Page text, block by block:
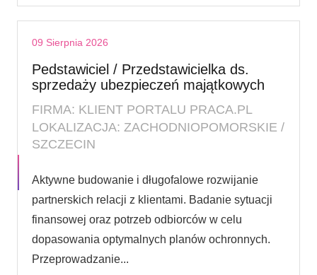
09 Sierpnia 2026
Pedstawiciel / Przedstawicielka ds.
sprzedaży ubezpieczeń majątkowych
FIRMA: KLIENT PORTALU PRACA.PL
LOKALIZACJA: ZACHODNIOPOMORSKIE /
SZCZECIN
Aktywne budowanie i długofalowe rozwijanie
partnerskich relacji z klientami. Badanie sytuacji
finansowej oraz potrzeb odbiorców w celu
dopasowania optymalnych planów ochronnych.
Przeprowadzanie...